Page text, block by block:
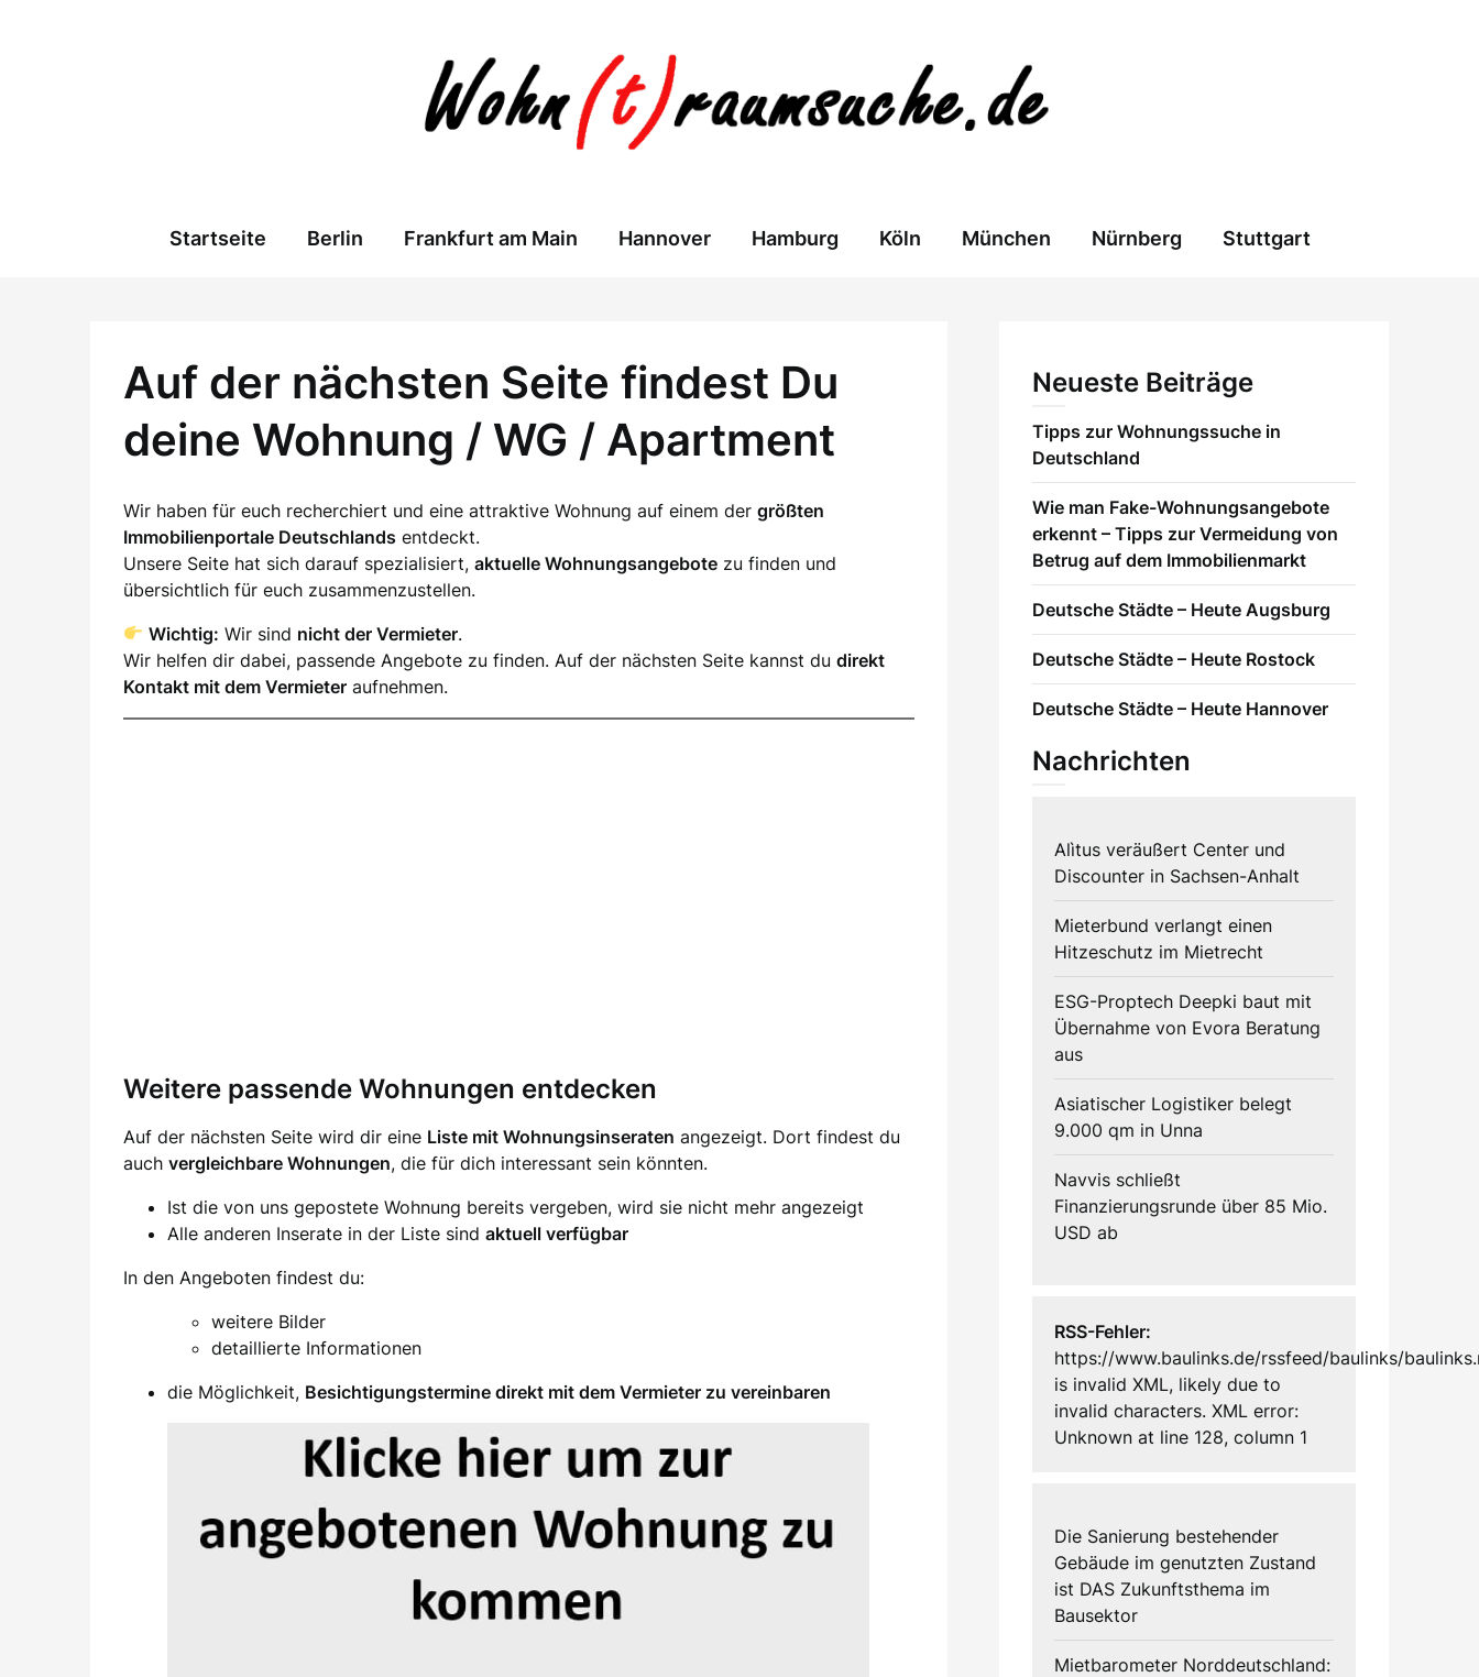
Startseite Berlin Frankfurt am Main Hannover Hamburg Köln München Nürnberg Stuttgart
Auf der nächsten Seite findest Du
deine Wohnung / WG / Apartment
Wir haben für euch recherchiert und eine attraktive Wohnung auf einem der größten
Immobilienportale Deutschlands entdeckt.
Unsere Seite hat sich darauf spezialisiert, aktuelle Wohnungsangebote zu finden und
übersichtlich für euch zusammenzustellen.
Wichtig: Wir sind nicht der Vermieter.
Wir helfen dir dabei, passende Angebote zu finden. Auf der nächsten Seite kannst du direkt
Kontakt mit dem Vermieter aufnehmen.
Weitere passende Wohnungen entdecken
Auf der nächsten Seite wird dir eine Liste mit Wohnungsinseraten angezeigt. Dort findest du
auch vergleichbare Wohnungen, die für dich interessant sein könnten.
Ist die von uns gepostete Wohnung bereits vergeben, wird sie nicht mehr angezeigt
Alle anderen Inserate in der Liste sind aktuell verfügbar
In den Angeboten findest du:
weitere Bilder
detaillierte Informationen
die Möglichkeit, Besichtigungstermine direkt mit dem Vermieter zu vereinbaren
Neueste Beiträge
Tipps zur Wohnungssuche in
Deutschland
Wie man Fake-Wohnungsangebote
erkennt – Tipps zur Vermeidung von
Betrug auf dem Immobilienmarkt
Deutsche Städte – Heute Augsburg
Deutsche Städte – Heute Rostock
Deutsche Städte – Heute Hannover
Nachrichten
Alìtus veräußert Center und
Discounter in Sachsen-Anhalt
Mieterbund verlangt einen
Hitzeschutz im Mietrecht
ESG-Proptech Deepki baut mit
Übernahme von Evora Beratung
aus
Asiatischer Logistiker belegt
9.000 qm in Unna
Navvis schließt
Finanzierungsrunde über 85 Mio.
USD ab
RSS-Fehler:
https://www.baulinks.de/rssfeed/baulinks/
is invalid XML, likely due to
invalid characters. XML error:
Unknown at line 128, column 1
Die Sanierung bestehender
Gebäude im genutzten Zustand
ist DAS Zukunftsthema im
Bausektor
Mietbarometer Norddeutschland: